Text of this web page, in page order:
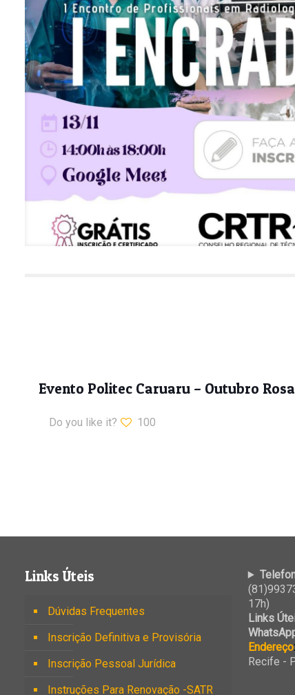
Evento Politec Caruaru – Outubro Rosa
Do you like it? 100
Links Úteis
Dúvidas Frequentes
Inscrição Definitiva e Provisória
Inscrição Pessoal Jurídica
Instruções Para Renovação -SATR
17h)
Links
Endereço:
Recife -